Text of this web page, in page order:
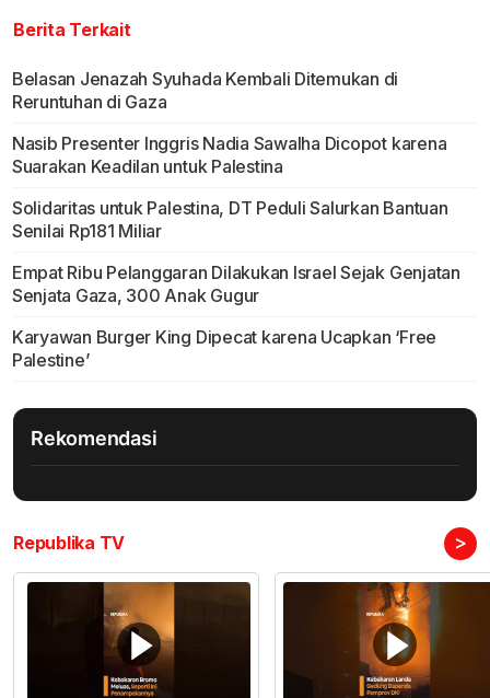
Berita Terkait
Belasan Jenazah Syuhada Kembali Ditemukan di
Reruntuhan di Gaza
Nasib Presenter Inggris Nadia Sawalha Dicopot karena
Suarakan Keadilan untuk Palestina
Solidaritas untuk Palestina, DT Peduli Salurkan Bantuan
Senilai Rp181 Miliar
Empat Ribu Pelanggaran Dilakukan Israel Sejak Genjatan
Senjata Gaza, 300 Anak Gugur
Karyawan Burger King Dipecat karena Ucapkan ‘Free
Palestine’
Rekomendasi
Republika TV >